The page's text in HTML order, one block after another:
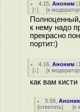
4.15 ,Аноним (
[↑] [к
к нему надо
прекрасно
портит:)
4.16 ,Аноним (
[↓] [к
как вам
5.56 ,
[ответить] [к